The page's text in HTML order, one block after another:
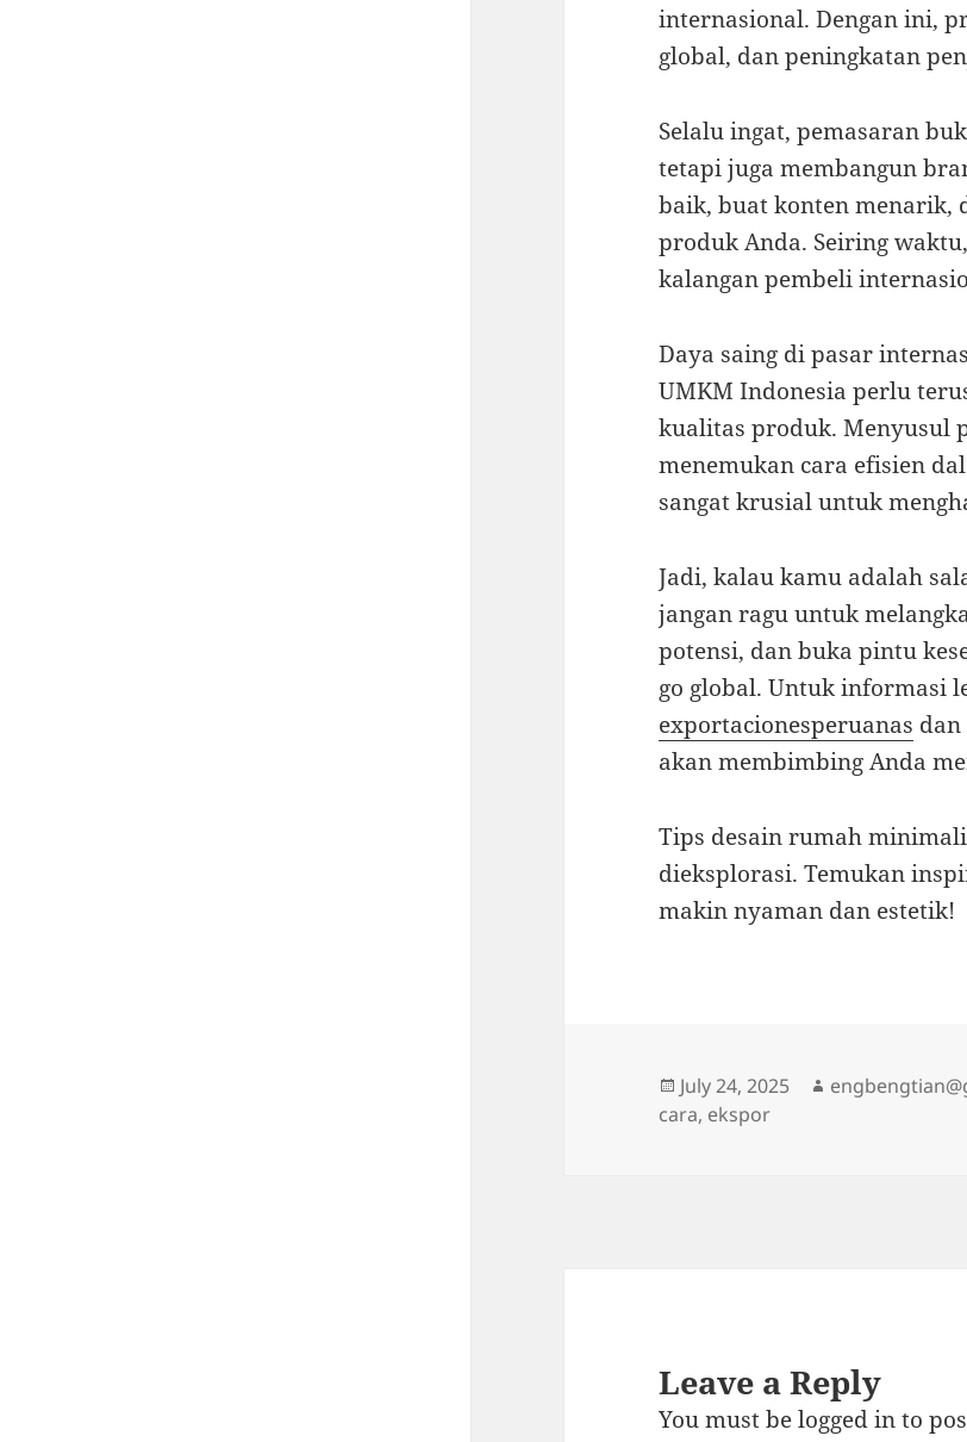
internasional. Dengan ini,
global, dan peningkatan
Selalu ingat, pemasaran
tetapi juga membangun
baik, buat konten menarik,
produk Anda. Seiring
kalangan pembeli
Daya saing di pasar
UMKM Indonesia perlu
kualitas produk. Menyusul
menemukan cara efisien
sangat krusial untuk
Jadi, kalau kamu adalah
jangan ragu untuk
potensi, dan buka pintu
go global. Untuk informasi
exportacionesperuanas
akan membimbing Anda
Tips desain rumah
dieksplorasi. Temukan
makin nyaman dan estetik!
Posted
on
July 24, 2025 Author
cara, ekspor
Leave a Reply
You must belogged into